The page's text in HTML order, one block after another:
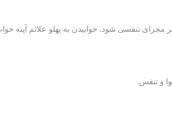
مجرای تنفسی شود. خوابیدن به پهلو علائم آپنه
و تنفس.